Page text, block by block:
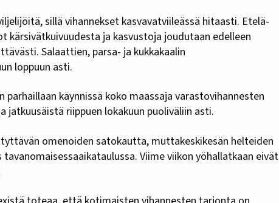
sillä vihannekset kasvavatviileässä hitaasti. Etelä-
kärsivätkuivuudesta ja kasvustoja joudutaan edelleen
Salaattien, parsa- ja kukkakaalin
loppuun asti.
parhaillaan käynnissä koko maassaja varastovihannesten
jatkuusäistä riippuen lokakuun puoliväliin asti.
omenoiden satokautta, muttakeskikesän helteiden
Viime viikon yöhallatkaan eivät